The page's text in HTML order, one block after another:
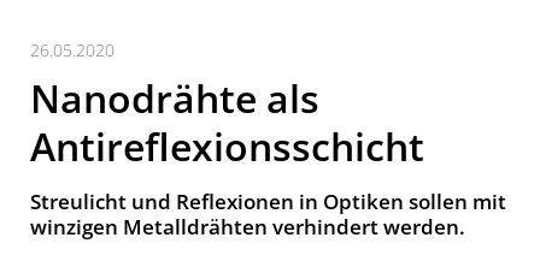
26.05.2020
Nanodrähte als
Antireflexionsschicht
Streulicht und Reflexionen in Optiken sollen mit
winzigen Metalldrähten verhindert werden.